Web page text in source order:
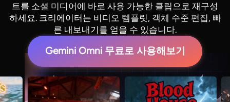
트를 소셜 미디어에 바로 사용 가능한 클립으로 재구성
하세요. 크리에이터는 비디오 템플릿, 객체 수준 편집, 빠
른 내보내기를 얻을 수 있습니다.
Gemini Omni 무료로 사용해보기